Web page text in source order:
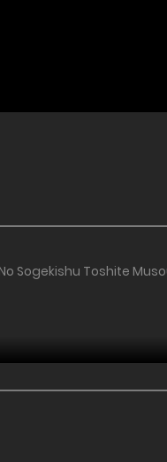
Sogekishu Toshite